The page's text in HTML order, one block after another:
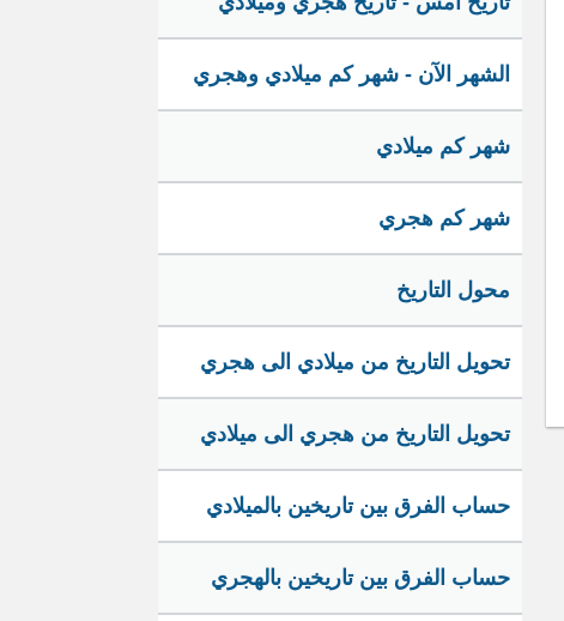
الشهر الآن - شهر كم ميلادي وهجري
شهر كم ميلادي
شهر كم هجري
محول التاريخ
تحويل التاريخ من ميلادي الى هجري
تحويل التاريخ من هجري الى ميلادي
حساب الفرق بين تاريخين بالميلادي
حساب الفرق بين تاريخين بالهجري